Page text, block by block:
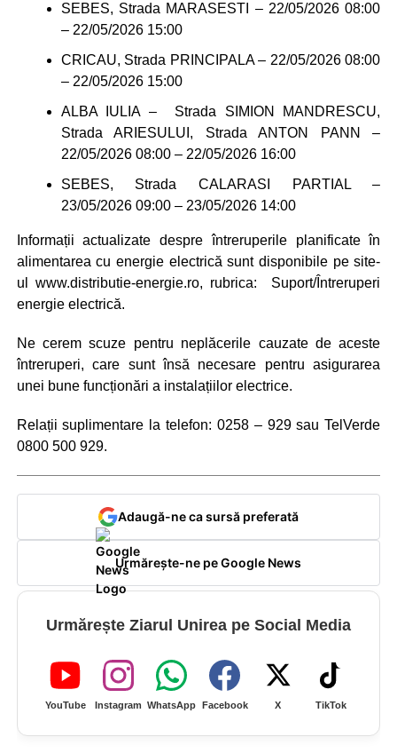
SEBES, Strada MARASESTI – 22/05/2026 08:00
– 22/05/2026 15:00
CRICAU, Strada PRINCIPALA – 22/05/2026 08:00
– 22/05/2026 15:00
ALBA IULIA – Strada SIMION MANDRESCU,
Strada ARIESULUI, Strada ANTON PANN –
22/05/2026 08:00 – 22/05/2026 16:00
SEBES, Strada CALARASI PARTIAL –
23/05/2026 09:00 – 23/05/2026 14:00
Informații actualizate despre întreruperile planificate în
alimentarea cu energie electrică sunt disponibile pe site-
ul www.distributie-energie.ro, rubrica: Suport/Întreruperi
energie electrică.
Ne cerem scuze pentru neplăcerile cauzate de aceste
întreruperi, care sunt însă necesare pentru asigurarea
unei bune funcționări a instalațiilor electrice.
Relații suplimentare la telefon: 0258 – 929 sau TelVerde
0800 500 929.
Adaugă-ne ca sursă preferată
Urmărește-ne pe Google News
Urmărește Ziarul Unirea pe Social Media
YouTube Instagram WhatsApp Facebook X TikTok